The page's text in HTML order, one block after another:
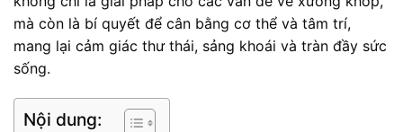
mà còn là bí quyết để cân bằng cơ thể và tâm trí,
mang lại cảm giác thư thái, sảng khoái và tràn đầy sức
sống.
Nội dung: